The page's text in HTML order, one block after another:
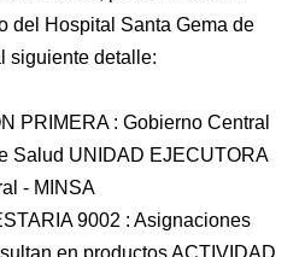
del Hospital Santa Gema de
siguiente detalle:
PRIMERA : Gobierno Central
Salud UNIDAD EJECUTORA
- MINSA
9002 : Asignaciones
en productos ACTIVIDAD